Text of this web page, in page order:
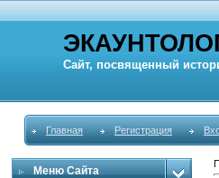
Сайт, посвященный
Главная Регистрация
Меню Сайта